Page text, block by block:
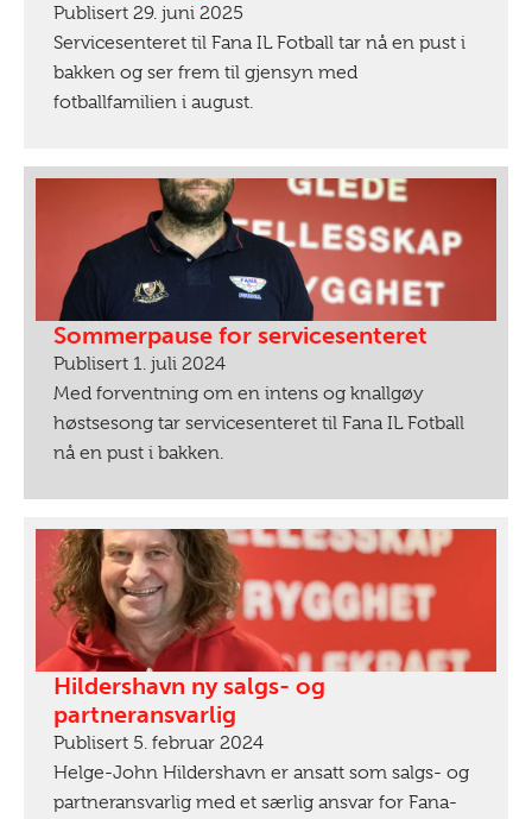
Publisert 29. juni 2025
Servicesenteret til Fana IL Fotball tar nå en pust i
bakken og ser frem til gjensyn med
fotballfamilien i august.
Sommerpause for servicesenteret
Publisert 1. juli 2024
Med forventning om en intens og knallgøy
høstsesong tar servicesenteret til Fana IL Fotball
nå en pust i bakken.
Hildershavn ny salgs- og
partneransvarlig
Publisert 5. februar 2024
Helge-John Hildershavn er ansatt som salgs- og
partneransvarlig med et særlig ansvar for Fana-